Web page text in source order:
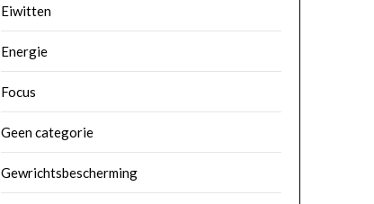
Eiwitten
Energie
Focus
Geen categorie
Gewrichtsbescherming